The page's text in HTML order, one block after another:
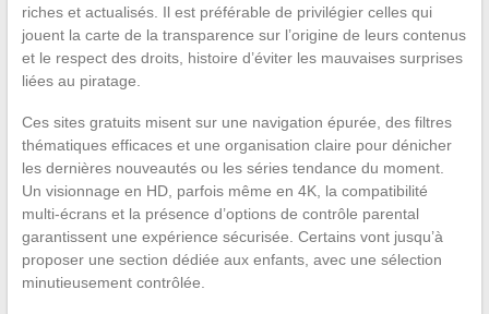
riches et actualisés. Il est préférable de privilégier celles qui
jouent la carte de la transparence sur l’origine de leurs contenus
et le respect des droits, histoire d’éviter les mauvaises surprises
liées au piratage.
Ces sites gratuits misent sur une navigation épurée, des filtres
thématiques efficaces et une organisation claire pour dénicher
les dernières nouveautés ou les séries tendance du moment.
Un visionnage en HD, parfois même en 4K, la compatibilité
multi-écrans et la présence d’options de contrôle parental
garantissent une expérience sécurisée. Certains vont jusqu’à
proposer une section dédiée aux enfants, avec une sélection
minutieusement contrôlée.